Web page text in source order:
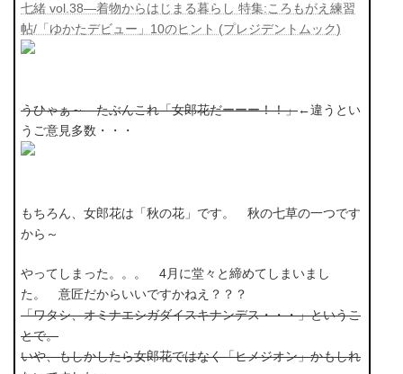
七緒 vol.38―着物からはじまる暮らし 特集:ころもがえ練習
帖/「ゆかたデビュー」10のヒント (プレジデントムック)
うひゃぁ～ たぶんこれ「女郎花だーーー！！」←違うとい
うご意見多数・・・
もちろん、女郎花は「秋の花」です。 秋の七草の一つです
から～
やってしまった。。。 4月に堂々と締めてしまいまし
た。 意匠だからいいですかねえ？？？
「ワタシ、オミナエシガダイスキナンデス・・・」というこ
とで。
いや、もしかしたら女郎花ではなく「ヒメジオン」かもしれ